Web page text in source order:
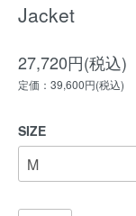
Jacket
27,720円(税込)
定価：39,600円(税込)
SIZE